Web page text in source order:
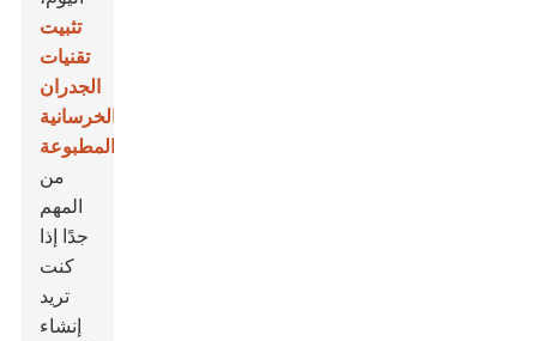
تثبيت
تقنيات
الجدران
الخرسانية
المطبوعة
من
المهم
جدًا إذا
كنت
تريد
إنشاء